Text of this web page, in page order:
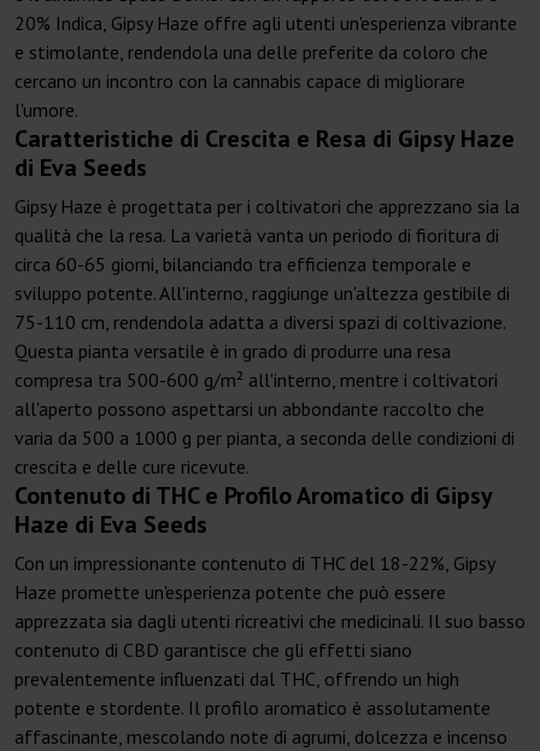
20% Indica, Gipsy Haze offre agli utenti un'esperienza vibrante
e stimolante, rendendola una delle preferite da coloro che
cercano un incontro con la cannabis capace di migliorare
l'umore.
Caratteristiche di Crescita e Resa di Gipsy Haze
di Eva Seeds
Gipsy Haze è progettata per i coltivatori che apprezzano sia la
qualità che la resa. La varietà vanta un periodo di fioritura di
circa 60-65 giorni, bilanciando tra efficienza temporale e
sviluppo potente. All'interno, raggiunge un'altezza gestibile di
75-110 cm, rendendola adatta a diversi spazi di coltivazione.
Questa pianta versatile è in grado di produrre una resa
compresa tra 500-600 g/m² all'interno, mentre i coltivatori
all'aperto possono aspettarsi un abbondante raccolto che
varia da 500 a 1000 g per pianta, a seconda delle condizioni di
crescita e delle cure ricevute.
Contenuto di THC e Profilo Aromatico di Gipsy
Haze di Eva Seeds
Con un impressionante contenuto di THC del 18-22%, Gipsy
Haze promette un'esperienza potente che può essere
apprezzata sia dagli utenti ricreativi che medicinali. Il suo basso
contenuto di CBD garantisce che gli effetti siano
prevalentemente influenzati dal THC, offrendo un high
potente e stordente. Il profilo aromatico è assolutamente
affascinante, mescolando note di agrumi, dolcezza e incenso